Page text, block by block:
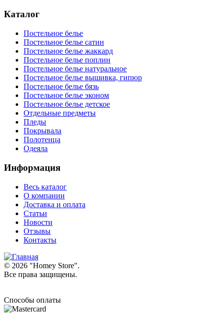
Каталог
Постельное белье
Постельное белье сатин
Постельное белье жаккард
Постельное белье поплин
Постельное белье натуральное
Постельное белье вышивка, гипюр
Постельное белье бязь
Постельное белье эконом
Постельное белье детское
Отдельные предметы
Пледы
Покрывала
Полотенца
Одеяла
Информация
Весь каталог
О компании
Доставка и оплата
Статьи
Новости
Отзывы
Контакты
© 2026 "Homey Store".
Все права защищены.
Способы оплаты